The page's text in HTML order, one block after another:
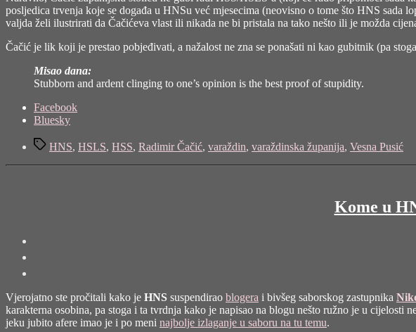
posljedica trvenja koje se događa u HNSu već mjesecima (neovisno o tome što HNS
valjda želi ilustrirati da Čačićeva vlast ili nikada ne bi pristala na tako nešto ili je možda
Čačić je lik koji je prestao pobjeđivati, a nažalost ne zna se ponašati ni kao gubitnik (pa
Misao dana:
Stubborn and ardent clinging to one’s opinion is the best proof of stupidity.
Share
"Radimir
početak
Facebook
Bluesky
TagsHNS, HSLS, HSS, Radimir Čačić, varaždin, varaždinska županija, Vesna Pusić
Kome u
Vjerojatno ste pročitali kako je HNS suspendirao blogera i bivšeg saborskog zastupnika
karakterna osobina, pa stoga i ta tvrdnja kako je napisao na blogu nešto ružno je u
jeku jubito afere imao je i po meni najbolje izlaganje u saboru na tu temu.